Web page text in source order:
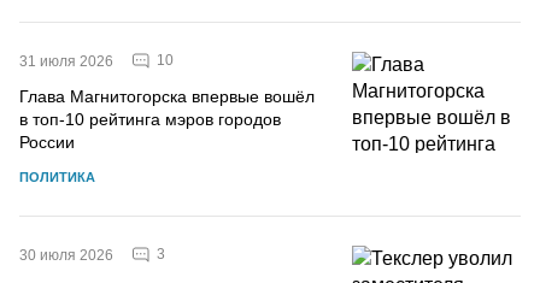
31 июля 2026 10
Глава Магнитогорска впервые вошёл
в топ-10 рейтинга мэров городов
России
ПОЛИТИКА
30 июля 2026 3